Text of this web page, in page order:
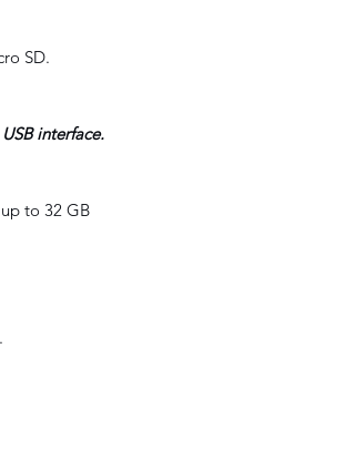
SD.
interface.
to 32 GB